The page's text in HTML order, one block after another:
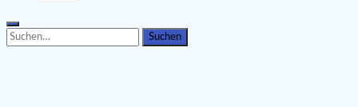
Search
for:
Search